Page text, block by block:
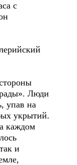
с
Люди
упав на
укрытий.
каждом
и